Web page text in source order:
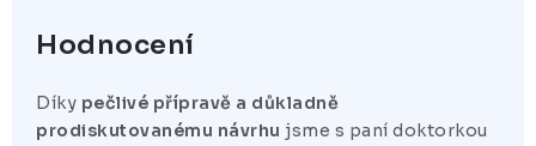
Hodnocení
Díky pečlivé přípravě a důkladně
prodiskutovanému návrhu jsme s paní doktorkou